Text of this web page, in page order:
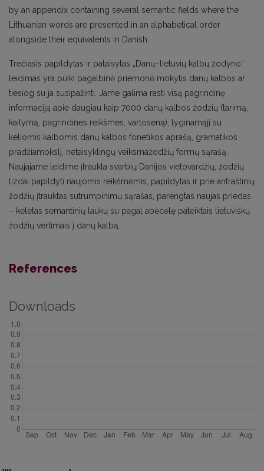
by an appendix containing several semantic fields where the
Lithuanian words are presented in an alphabetical order
alongside their equivalents in Danish.
Trečiasis papildytas ir pataisytas „Danų–lietuvių kalbų žodyno“
leidimas yra puiki pagalbinė priemonė mokytis danų kalbos ar
tiesiog su ja susipažinti. Jame galima rasti visą pagrindinę
informaciją apie daugiau kaip 7000 danų kalbos žodžių (tarimą,
kaitymą, pagrindines reikšmes, vartoseną), lyginamąjį su
keliomis kalbomis danų kalbos fonetikos aprašą, gramatikos
pradžiamokslį, netaisyklingų veiksmažodžių formų sąrašą.
Naujajame leidime įtraukta svarbių Danijos vietovardžių, žodžių
lizdai papildyti naujomis reikšmėmis, papildytas ir prie antraštinių
žodžių įtrauktas sutrumpinimų sąrašas, parengtas naujas priedas
– keletas semantinių laukų su pagal abėcėlę pateiktais lietuviškų
žodžių vertimais į danų kalbą.
References
Downloads